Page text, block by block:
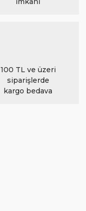
100 TL ve üzeri
siparişlerde
kargo bedava